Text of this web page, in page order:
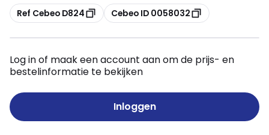
Kopiëren
Ref Cebeo D824 Kopiëren
Cebeo ID 0058032
Log in of maak een account aan om de prijs- en
bestelinformatie te bekijken
Inloggen